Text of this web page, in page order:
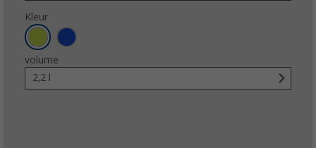
Kleur
volume
2,2 l